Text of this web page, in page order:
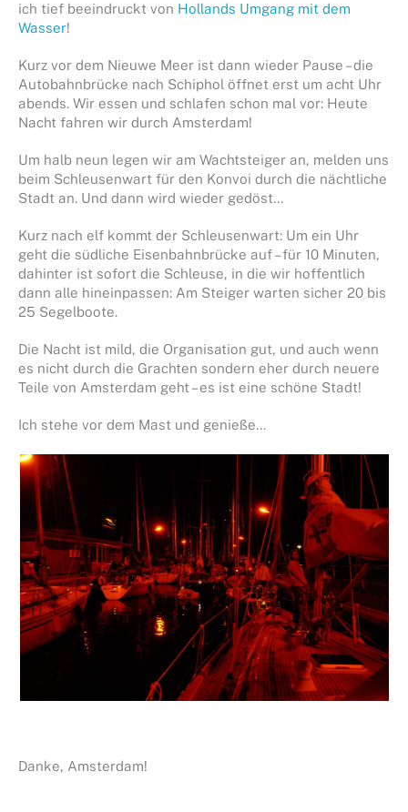
ich tief beeindruckt von Hollands Umgang mit dem
Wasser!
Kurz vor dem Nieuwe Meer ist dann wieder Pause – die
Autobahnbrücke nach Schiphol öffnet erst um acht Uhr
abends. Wir essen und schlafen schon mal vor: Heute
Nacht fahren wir durch Amsterdam!
Um halb neun legen wir am Wachtsteiger an, melden uns
beim Schleusenwart für den Konvoi durch die nächtliche
Stadt an. Und dann wird wieder gedöst…
Kurz nach elf kommt der Schleusenwart: Um ein Uhr
geht die südliche Eisenbahnbrücke auf – für 10 Minuten,
dahinter ist sofort die Schleuse, in die wir hoffentlich
dann alle hineinpassen: Am Steiger warten sicher 20 bis
25 Segelboote.
Die Nacht ist mild, die Organisation gut, und auch wenn
es nicht durch die Grachten sondern eher durch neuere
Teile von Amsterdam geht – es ist eine schöne Stadt!
Ich stehe vor dem Mast und genieße…
Danke, Amsterdam!